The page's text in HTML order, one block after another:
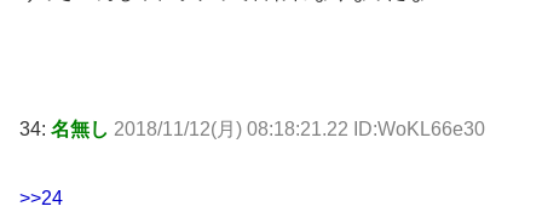
34: 名無し 2018/11/12(月) 08:18:21.22 ID:WoKL66e30
>>24